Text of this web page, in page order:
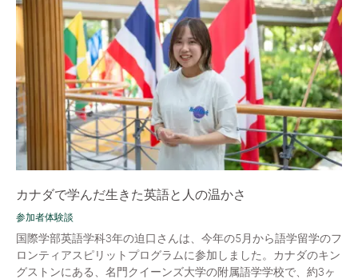
カナダで学んだ生きた英語と人の温かさ
参加者体験談
国際学部英語学科3年の迫口さんは、今年の5月から語学留学のフ
ロンティアスピリットプログラムに参加しました。カナダのキン
グストンにある、名門クイーンズ大学の附属語学学校で、約3ヶ